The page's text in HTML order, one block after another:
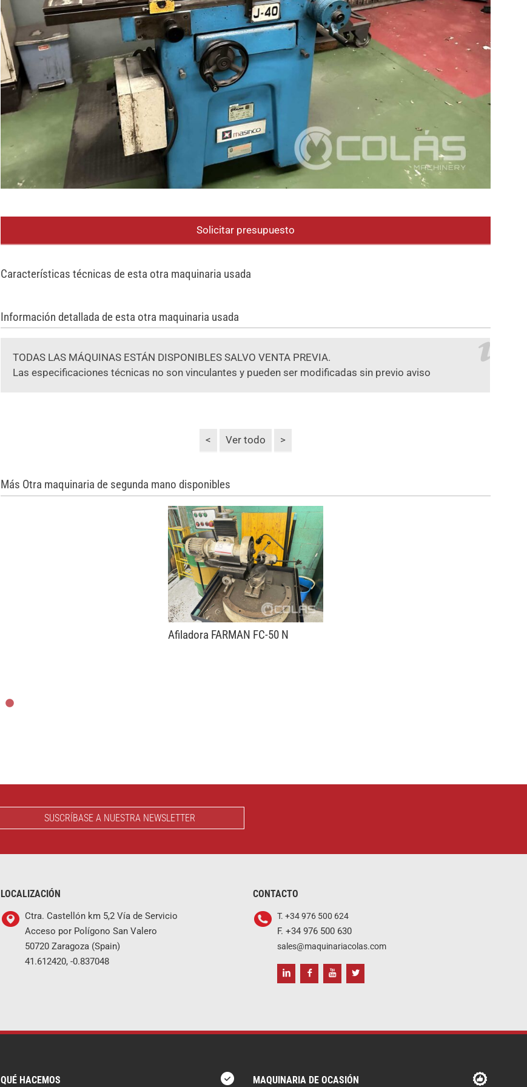
Solicitar presupuesto
Características técnicas de esta otra maquinaria usada
Información detallada de esta otra maquinaria usada
TODAS LAS MÁQUINAS ESTÁN DISPONIBLES SALVO VENTA PREVIA.
Las especificaciones técnicas no son vinculantes y pueden ser modificadas sin previo aviso
< Ver todo >
Más Otra maquinaria de segunda mano disponibles
Afiladora FARMAN FC-50 N
SUSCRÍBASE A NUESTRA NEWSLETTER
LOCALIZACIÓN
Ctra. Castellón km 5,2 Vía de Servicio
Acceso por Polígono San Valero
50720 Zaragoza (Spain)
41.612420, -0.837048
CONTACTO
T. +34 976 500 624
F. +34 976 500 630
sales@maquinariacolas.com
QUÉ HACEMOS MAQUINARIA DE OCASIÓN